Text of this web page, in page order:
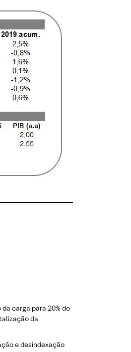
carga para 20% do
da
e desindexação